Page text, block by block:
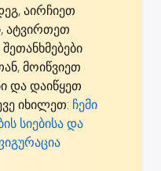
აირჩიეთ
ატვირთეთ
მოიწვიეთ
და დაიწყეთ
იხილეთ: ჩემი
სიებისა და